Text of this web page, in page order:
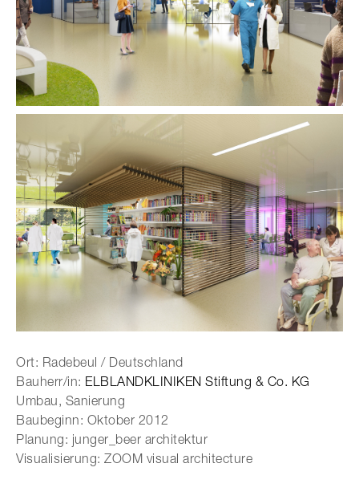
Ort: Radebeul / Deutschland
Bauherr/in: ELBLANDKLINIKEN Stiftung & Co. KG
Umbau, Sanierung
Baubeginn: Oktober 2012
Planung: junger_beer architektur
Visualisierung: ZOOM visual architecture